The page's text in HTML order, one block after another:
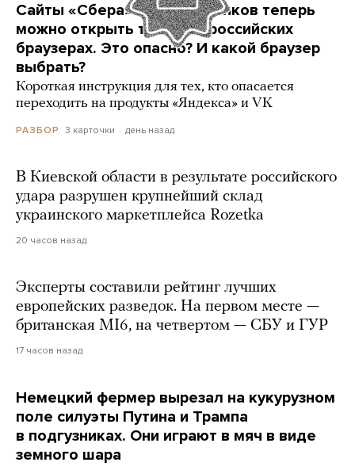
Сайты «Сбера» и других банков теперь
можно открыть только в российских
браузерах. Это опасно? И какой браузер
выбрать?
Короткая инструкция для тех, кто опасается
переходить на продукты «Яндекса» и VK
РАЗБОР 3 карточки день назад
В Киевской области в результате российского
удара разрушен крупнейший склад
украинского маркетплейса Rozetka
20 часов назад
Эксперты составили рейтинг лучших
европейских разведок. На первом месте —
британская MI6, на четвертом — СБУ и ГУР
17 часов назад
Немецкий фермер вырезал на кукурузном
поле силуэты Путина и Трампа
в подгузниках. Они играют в мяч в виде
земного шара